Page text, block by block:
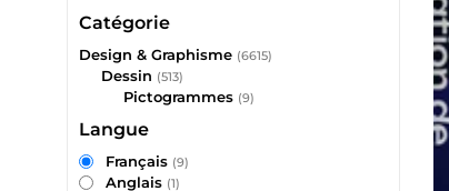
Catégorie
Design & Graphisme (6615)
Dessin (513)
Pictogrammes (9)
Langue
Français (9)
Anglais (1)